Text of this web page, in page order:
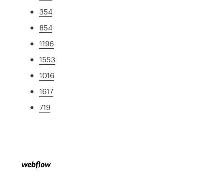
354
854
1196
1553
1016
1617
719